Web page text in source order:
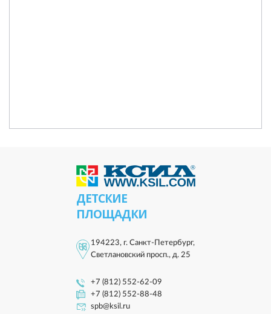
ДЕТСКИЕ
ПЛОЩАДКИ
194223, г. Санкт-Петербург,
Светлановский просп., д. 25
+7 (812) 552-62-09
+7 (812) 552-88-48
spb@ksil.ru